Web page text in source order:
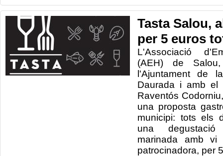
Tasta Salou,
per 5 euros
L'Associació
(AEH) de
l'Ajuntament de
Daurada i amb el
Raventós
una proposta
municipi: tots els
una degustació
marinada amb
patrocinadora, per